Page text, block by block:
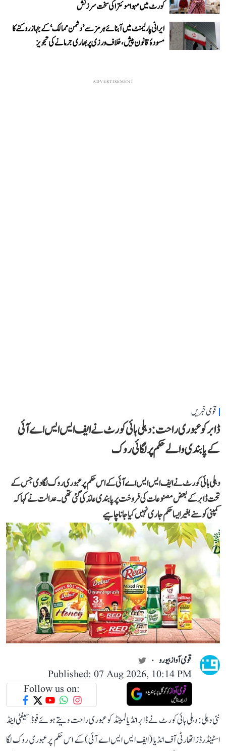
کورٹ میں مہوا موئترا کی سخت سرزنش
ایرانی پارلیمنٹ میں آبنائے ہرمز سے ’دشمن ممالک‘ کے جہاز روکنے کا
مسودۂ قانون پیش، خلاف ورزی پر بھاری جرمانے کی تجویز
ADVERTISEMENT
قومی خبریں
ڈابر کو عبوری راحت: دہلی ہائی کورٹ نے ایف ایس ایس اے آئی
کے پابندی والے حکم پر لگائی روک
دہلی ہائی کورٹ نے ایف ایس ایس اے آئی کے اس حکم پر عبوری روک لگا دی جس کے
تحت ڈابر کے بعض مصنوعات کی فروخت پر پابندی عائد کی گئی تھی۔ عدالت نے کہا کہ
کمپنی کو سنے بغیر ایسا حکم جاری نہیں کیا جانا چاہیے
قومی آواز بیورو
Published: 07 Aug 2026, 10:14 PM
Follow us on:
نئی دہلی: دہلی ہائی کورٹ نے ڈابر انڈیا لمیٹڈ کو عبوری راحت دیتے ہوئے فوڈ سیفٹی اینڈ
اسٹینڈرڈز اتھارٹی آف انڈیا (ایف ایس ایس اے آئی) کے اس حکم پر عبوری روک لگا